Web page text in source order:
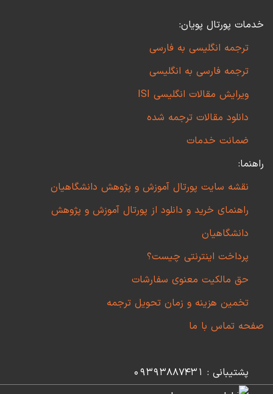
خدمات پورتال پویان:
ترجمه انگلیسی به فارسی
ترجمه فارسی به انگلیسی
ویرایش مقالات انگلیسی ISI
دانلود مقالات ترجمه شده
ضمانت خدمات
راهنما:
نقشه سایت پورتال آموزش و پژوهش دانشگاهیان
راهنمای خرید و دانلود از پورتال آموزش و پژوهش
دانشگاهیان
پرداخت اینترنتی چیست؟
حق مالکیت معنوی سفارشات
تخمین هزینه و زمان تحویل ترجمه
صفحه تماس با ما
پشتیبانی : 09393887431